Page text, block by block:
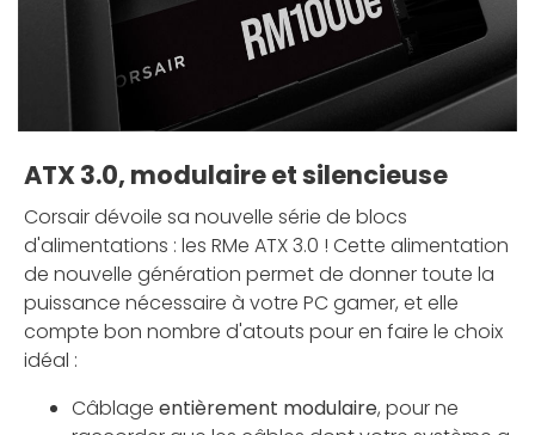
ATX 3.0, modulaire et silencieuse
Corsair dévoile sa nouvelle série de blocs
d'alimentations : les RMe ATX 3.0 ! Cette alimentation
de nouvelle génération permet de donner toute la
puissance nécessaire à votre PC gamer, et elle
compte bon nombre d'atouts pour en faire le choix
idéal :
Câblage entièrement modulaire, pour ne